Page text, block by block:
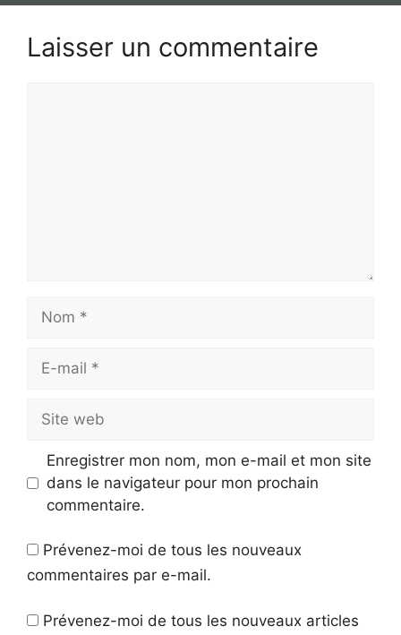
Laisser un commentaire
mail
web
Enregistrer mon nom, mon e-mail et mon site
dans le navigateur pour mon prochain
commentaire.
Prévenez-moi de tous les nouveaux
commentaires par e-mail.
Prévenez-moi de tous les nouveaux articles